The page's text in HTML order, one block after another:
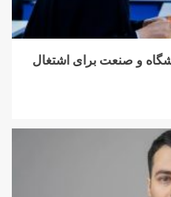
و صنعت برای اشتغال